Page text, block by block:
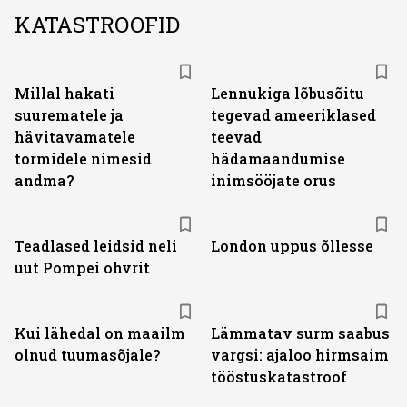
KATASTROOFID
Millal hakati
suurematele ja
hävitavamatele
tormidele nimesid
andma?
Lennukiga lõbusõitu
tegevad ameeriklased
teevad
hädamaandumise
inimsööjate orus
Teadlased leidsid neli
uut Pompei ohvrit
London uppus õllesse
Kui lähedal on maailm
olnud tuumasõjale?
Lämmatav surm saabus
vargsi: ajaloo hirmsaim
tööstuskatastroof